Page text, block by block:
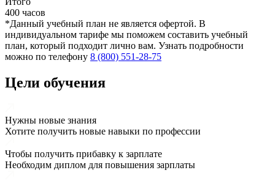
400 часов
*Данный учебный план не является офертой. В
индивидуальном тарифе мы поможем составить учебный
план, который подходит лично вам. Узнать подробности
можно по телефону 8 (800) 551-28-75
Цели обучения
Нужны новые знания
Хотите получить новые навыки по профессии
Чтобы получить прибавку к зарплате
Необходим диплом для повышения зарплаты